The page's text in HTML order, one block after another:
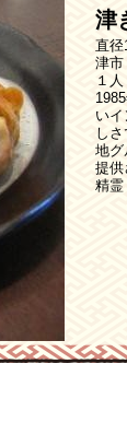
津
直径
津市
１
い
し
地グ
提供
精霊